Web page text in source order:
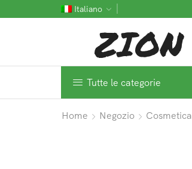
Italiano
Tutte le categorie
Home Negozio Cosmetica